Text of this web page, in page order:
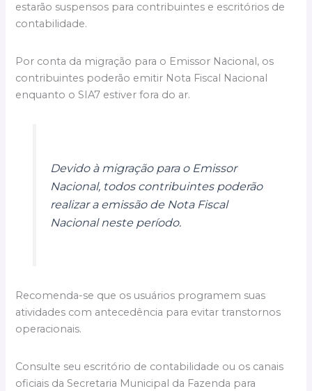
estarão suspensos para contribuintes e escritórios de
contabilidade.
Por conta da migração para o Emissor Nacional, os
contribuintes poderão emitir Nota Fiscal Nacional
enquanto o SIA7 estiver fora do ar.
Devido à migração para o Emissor
Nacional, todos contribuintes poderão
realizar a emissão de Nota Fiscal
Nacional neste período.
Recomenda-se que os usuários programem suas
atividades com antecedência para evitar transtornos
operacionais.
Consulte seu escritório de contabilidade ou os canais
oficiais da Secretaria Municipal da Fazenda para